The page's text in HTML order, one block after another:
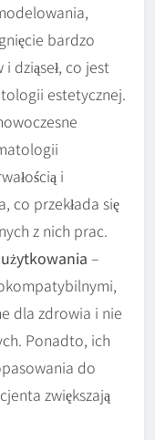
bardzo
dziąseł, co jest
estetycznej.
i
co przekłada się
z nich prac.
–
dla zdrowia i nie
Ponadto, ich
do
zwiększają